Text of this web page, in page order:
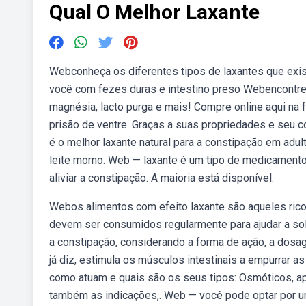
Qual O Melhor Laxante
Webconheça os diferentes tipos de laxantes que
você com fezes duras e intestino preso
magnésia, lacto purga e mais! Compre online aqui
prisão de ventre. Graças a suas propriedades e seu
é o melhor laxante natural para a constipação em
leite morno. Web — laxante é um tipo de
aliviar a constipação. A maioria está disponível.
Webos alimentos com efeito laxante são aqueles
devem ser consumidos regularmente para ajudar a
a constipação, considerando a forma de ação, a
já diz, estimula os músculos intestinais a empurrar
como atuam e quais são os seus tipos: Osmóticos,
também as indicações,. Web — você pode optar por